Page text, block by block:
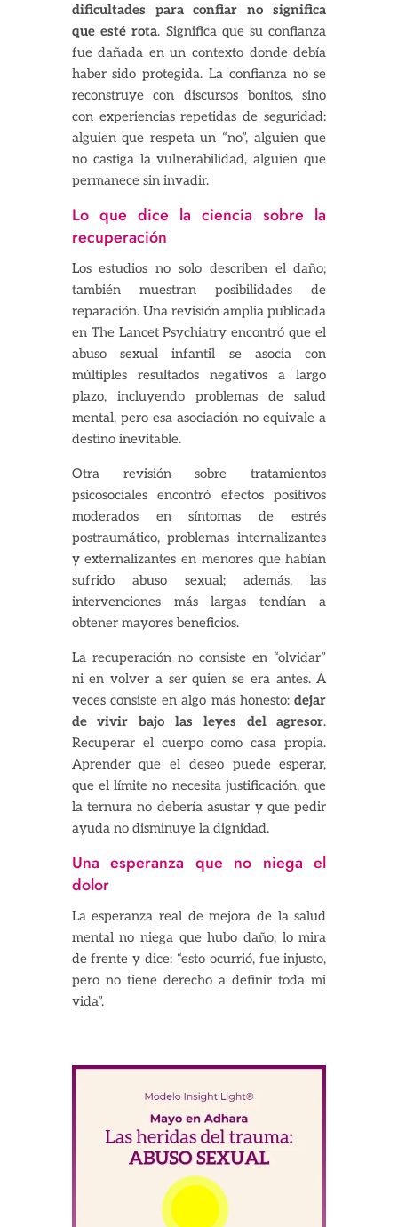
dificultades para confiar no significa
que esté rota. Significa que su confianza
fue dañada en un contexto donde debía
haber sido protegida. La confianza no se
reconstruye con discursos bonitos, sino
con experiencias repetidas de seguridad:
alguien que respeta un “no”, alguien que
no castiga la vulnerabilidad, alguien que
permanece sin invadir.
Lo que dice la ciencia sobre la
recuperación
Los estudios no solo describen el daño;
también muestran posibilidades de
reparación. Una revisión amplia publicada
en The Lancet Psychiatry encontró que el
abuso sexual infantil se asocia con
múltiples resultados negativos a largo
plazo, incluyendo problemas de salud
mental, pero esa asociación no equivale a
destino inevitable.
Otra revisión sobre tratamientos
psicosociales encontró efectos positivos
moderados en síntomas de estrés
postraumático, problemas internalizantes
y externalizantes en menores que habían
sufrido abuso sexual; además, las
intervenciones más largas tendían a
obtener mayores beneficios.
La recuperación no consiste en “olvidar”
ni en volver a ser quien se era antes. A
veces consiste en algo más honesto:dejar
de vivir bajo las leyes del agresor.
Recuperar el cuerpo como casa propia.
Aprender que el deseo puede esperar,
que el límite no necesita justificación, que
la ternura no debería asustar y que pedir
ayuda no disminuye la dignidad.
Una esperanza que no niega el
dolor
La esperanza real de mejora de la salud
mental no niega que hubo daño; lo mira
de frente y dice: “esto ocurrió, fue injusto,
pero no tiene derecho a definir toda mi
vida”.